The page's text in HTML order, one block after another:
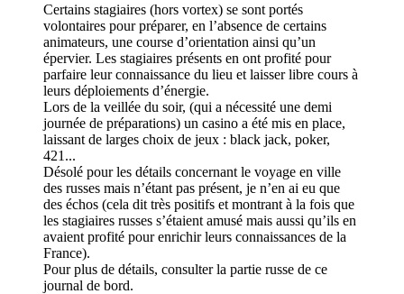
Certains stagiaires (hors vortex) se sont portés
volontaires pour préparer, en l’absence de certains
animateurs, une course d’orientation ainsi qu’un
épervier. Les stagiaires présents en ont profité pour
parfaire leur connaissance du lieu et laisser libre cours à
leurs déploiements d’énergie.
Lors de la veillée du soir, (qui a nécessité une demi
journée de préparations) un casino a été mis en place,
laissant de larges choix de jeux : black jack, poker,
421...
Désolé pour les détails concernant le voyage en ville
des russes mais n’étant pas présent, je n’en ai eu que
des échos (cela dit très positifs et montrant à la fois que
les stagiaires russes s’étaient amusé mais aussi qu’ils en
avaient profité pour enrichir leurs connaissances de la
France).
Pour plus de détails, consulter la partie russe de ce
journal de bord.